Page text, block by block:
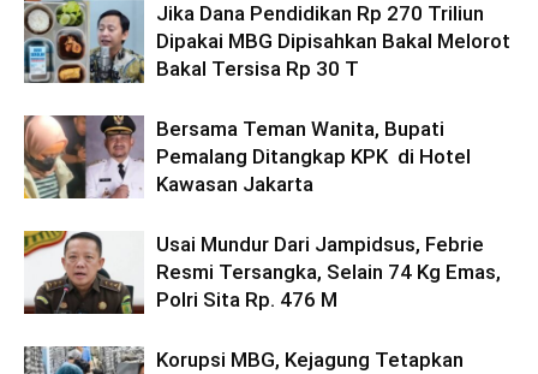
Jika Dana Pendidikan Rp 270 Triliun
Dipakai MBG Dipisahkan Bakal Melorot
Bakal Tersisa Rp 30 T
Bersama Teman Wanita, Bupati
Pemalang Ditangkap KPK di Hotel
Kawasan Jakarta
Usai Mundur Dari Jampidsus, Febrie
Resmi Tersangka, Selain 74 Kg Emas,
Polri Sita Rp. 476 M
Korupsi MBG, Kejagung Tetapkan